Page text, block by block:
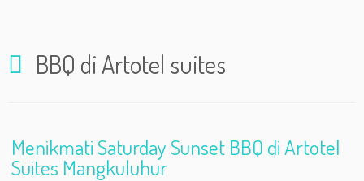
BBQ di Artotel suites
Menikmati Saturday Sunset BBQ di Artotel
Suites Mangkuluhur